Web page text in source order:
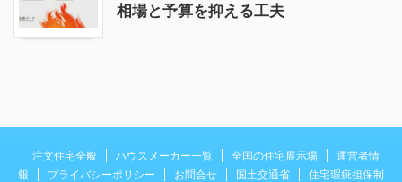
相場と予算を抑える工夫
注文住宅全般 ハウスメーカー一覧 全国の住宅展示場
運営者情
報
プライバシーポリシー お問合せ 国土交通省
住宅瑕疵担保制